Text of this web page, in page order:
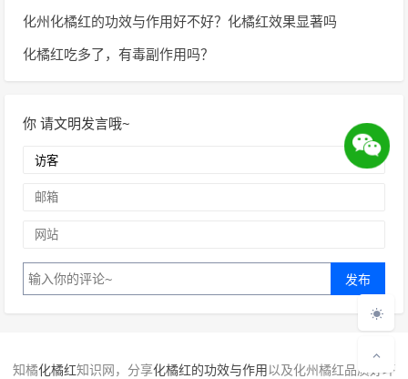
化州化橘红的功效与作用好不好？化橘红效果显著吗
化橘红吃多了，有毒副作用吗？
你 请文明发言哦~
知橘化橘红知识网，分享化橘红的功效与作用以及化州橘红品质好坏